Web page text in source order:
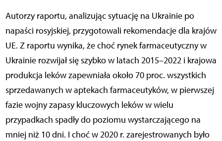
Autorzy raportu, analizując sytuację na Ukrainie po
napaści rosyjskiej, przygotowali rekomendacje dla krajów
UE. Z raportu wynika, że choć rynek farmaceutyczny w
Ukrainie rozwijał się szybko w latach 2015–2022 i krajowa
produkcja leków zapewniała około 70 proc. wszystkich
sprzedawanych w aptekach farmaceutyków, w pierwszej
fazie wojny zapasy kluczowych leków w wielu
przypadkach spadły do poziomu wystarczającego na
mniej niż 10 dni. I choć w 2020 r. zarejestrowanych było